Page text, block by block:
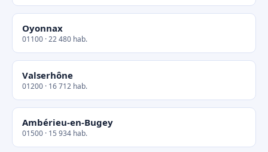
Oyonnax
01100 · 22 480 hab.
Valserhône
01200 · 16 712 hab.
Ambérieu-en-Bugey
01500 · 15 934 hab.